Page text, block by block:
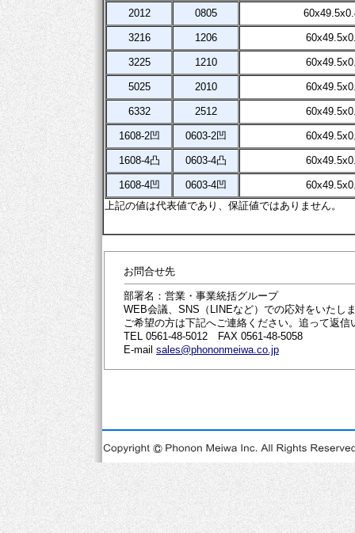
2012
0805
3216 1206
3225 1210
5025 2010
6332 2512
1608-2凹 0603-2凹
1608-4凸 0603-4凸
1608-4凹 0603-4凹
上記の値は代表値であり、保証値ではありません。
お問合せ先
部署名：営業・事業統括グループ
WEB会議、SNS（LINEなど）での応対をいたし
ご希望の方は下記へご連絡ください。追って返信
TEL 0561-48-5012 FAX 0561-48-5058
E-mail sales@phononmeiwa.co.jp